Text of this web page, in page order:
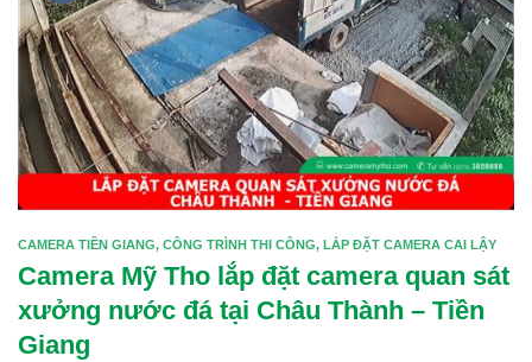
CAMERA TIỀN GIANG,CÔNG TRÌNH THI CÔNG, LẮP ĐẶT CAMERA CAI LẬY
Camera Mỹ Tho lắp đặt camera quan sát
xưởng nước đá tại Châu Thành – Tiền
Giang